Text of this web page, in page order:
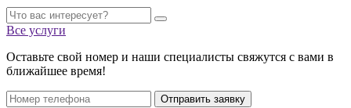
Все услуги
Оставьте свой номер и наши специалисты свяжутся с вами в
ближайшее время!
Отправить заявку